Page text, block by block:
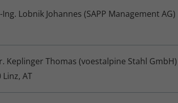
Ing. Lobnik Johannes (SAPP Management AG)
Keplinger Thomas (voestalpine Stahl GmbH)
Linz, AT